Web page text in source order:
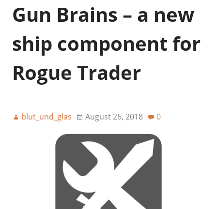
Gun Brains – a new
ship component for
Rogue Trader
blut_und_glas August 26, 2018 0